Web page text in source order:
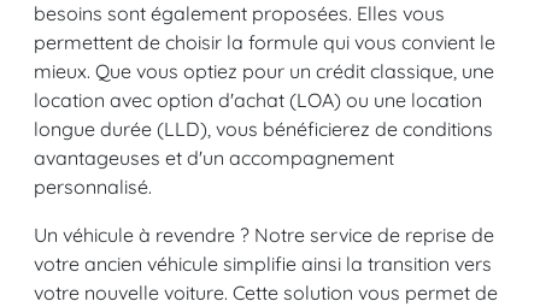
besoins sont également proposées. Elles vous
permettent de choisir la formule qui vous convient le
mieux. Que vous optiez pour un crédit classique, une
location avec option d'achat (LOA) ou une location
longue durée (LLD), vous bénéficierez de conditions
avantageuses et d'un accompagnement
personnalisé.
Un véhicule à revendre ? Notre service de reprise de
votre ancien véhicule simplifie ainsi la transition vers
votre nouvelle voiture. Cette solution vous permet de